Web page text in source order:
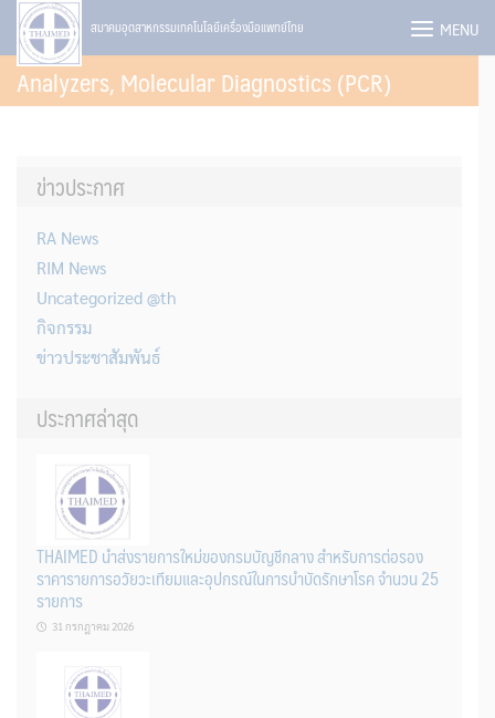
Skip
content
สมาคมอุตสาหกรรมเทคโนโลยีเครื่องมือแพทย์ไทย MENU
Analyzers, Molecular Diagnostics (PCR)
ข่าวประกาศ
RA News
RIM News
Uncategorized @th
กิจกรรม
ข่าวประชาสัมพันธ์
ประกาศล่าสุด
THAIMED นำส่งรายการใหม่ของกรมบัญชีกลาง สำหรับการต่อรอง
ราคารายการอวัยวะเทียมและอุปกรณ์ในการบำบัดรักษาโรค จำนวน 25
รายการ
31 กรกฎาคม 2026